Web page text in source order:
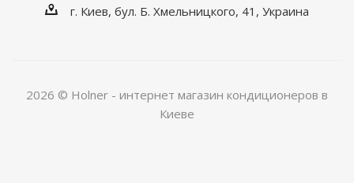
г. Киев, бул. Б. Хмельницкого, 41, Украина
2026 © Holner - интернет магазин кондиционеров в
Киеве